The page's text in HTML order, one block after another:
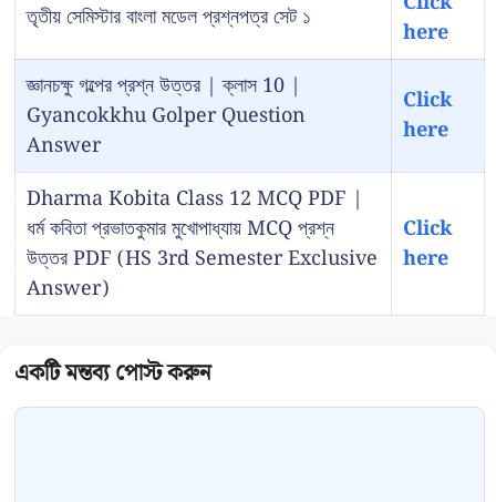
তৃতীয় সেমিস্টার বাংলা মডেল প্রশ্নপত্র সেট ১
here
জ্ঞানচক্ষু গল্পের প্রশ্ন উত্তর | ক্লাস 10 |
Gyancokkhu Golper Question
Answer
Click
here
Dharma Kobita Class 12 MCQ PDF |
ধর্ম কবিতা প্রভাতকুমার মুখোপাধ্যায় MCQ প্রশ্ন
উত্তর PDF (HS 3rd Semester Exclusive
Answer)
Click
here
Comment